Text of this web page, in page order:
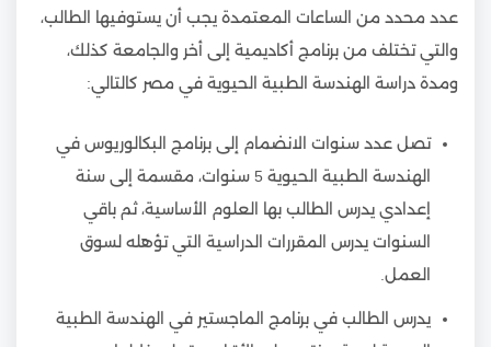
عدد محدد من الساعات المعتمدة يجب أن يستوفيها الطالب،
والتي تختلف من برنامج أكاديمية إلى أخر والجامعة كذلك،
ومدة دراسة الهندسة الطبية الحيوية في مصر كالتالي:
تصل عدد سنوات الانضمام إلى برنامج البكالوريوس في
الهندسة الطبية الحيوية 5 سنوات، مقسمة إلى سنة
إعدادي يدرس الطالب بها العلوم الأساسية، ثم باقي
السنوات يدرس المقررات الدراسية التي تؤهله لسوق
العمل.
يدرس الطالب في برنامج الماجستير في الهندسة الطبية